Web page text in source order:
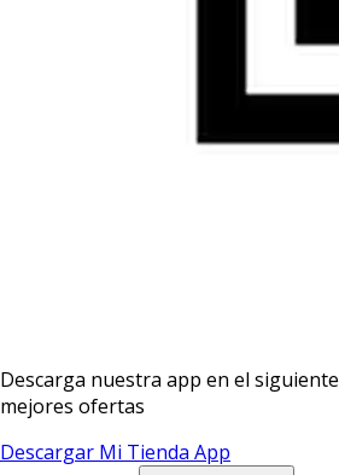
Descarga nuestra app en el
mejores ofertas
Descargar Mi Tienda App